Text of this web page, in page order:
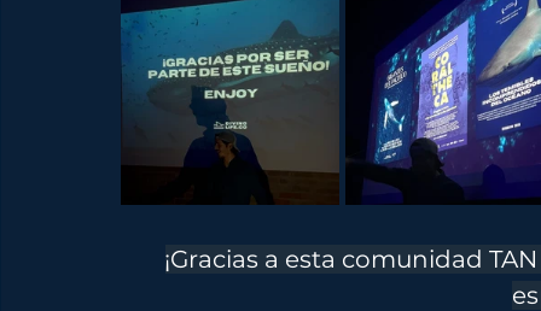
¡Gracias a esta comunidad